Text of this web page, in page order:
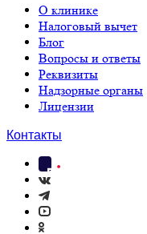
О клинике
Налоговый вычет
Блог
Вопросы и ответы
Реквизиты
Надзорные органы
Лицензии
Контакты